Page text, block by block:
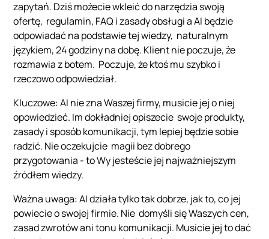
zapytań. Dziś możecie wkleić do narzędzia swoją
ofertę, regulamin, FAQ i zasady obsługi a AI będzie
odpowiadać na podstawie tej wiedzy, naturalnym
językiem, 24 godziny na dobę. Klient nie poczuje, że
rozmawia z botem. Poczuje, że ktoś mu szybko i
rzeczowo odpowiedział.
Kluczowe: AI nie zna Waszej firmy, musicie jej o niej
opowiedzieć. Im dokładniej opiszecie swoje produkty,
zasady i sposób komunikacji, tym lepiej będzie sobie
radzić. Nie oczekujcie magii bez dobrego
przygotowania - to Wy jesteście jej najważniejszym
źródłem wiedzy.
Ważna uwaga: AI działa tylko tak dobrze, jak to, co jej
powiecie o swojej firmie. Nie domyśli się Waszych cen,
zasad zwrotów ani tonu komunikacji. Musicie jej to dać